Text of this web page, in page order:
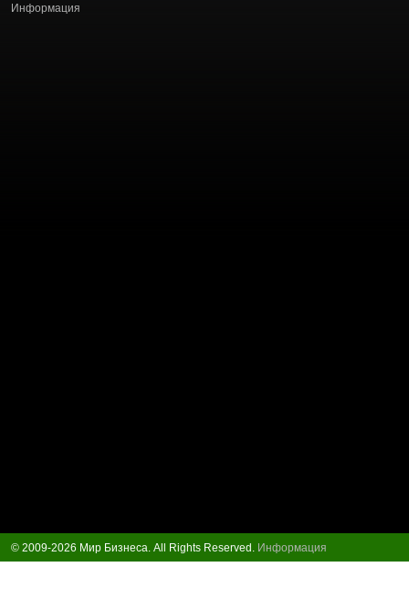
Информация
© 2009-2026 Мир Бизнеса. All Rights Reserved. Информация